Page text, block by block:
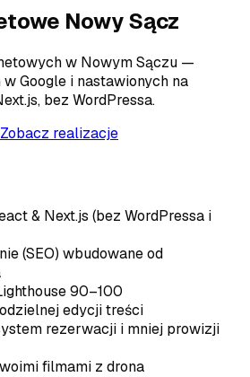
Nowy Sącz
w Nowym Sączu —
Google i nastawionych na
bez WordPressa.
Zobacz realizacje
& Next.js (bez WordPressa i
(SEO) wbudowane od
90–100
edycji treści
rezerwacji i mniej prowizji
filmami z drona